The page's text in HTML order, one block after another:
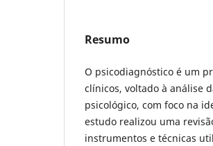
Resumo
O psicodiagnóstico é um
clínicos, voltado à análise
psicológico, com foco na
estudo realizou uma
instrumentos e técnicas